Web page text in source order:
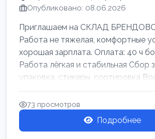
Опубликовано: 08.06.2026
Приглашаем на СКЛАД
Работа не тяжелая, комфортные
хорошая зарплата. Оплата: 40 ч
Работа лёгкая и стабильная Сбор
упаковка, стикеры, сортировка
73 просмотров
Подробнее